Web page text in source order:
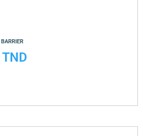
TND